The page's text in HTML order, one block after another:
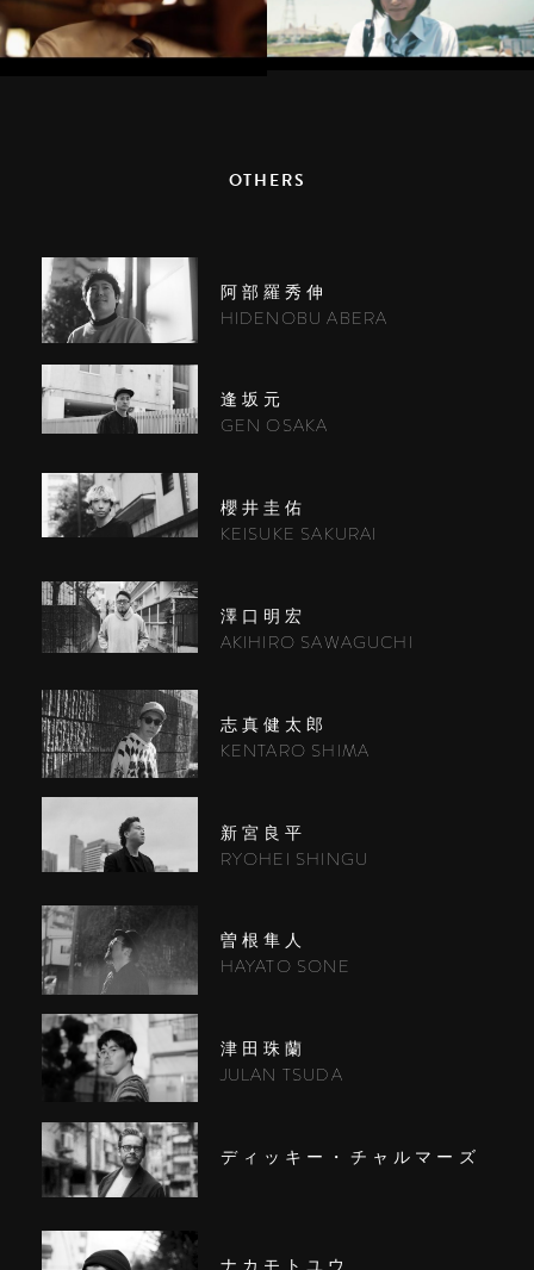
OTHERS
阿部羅秀伸
HIDENOBU ABERA
逢坂元
GEN OSAKA
櫻井圭佑
KEISUKE SAKURAI
澤口明宏
AKIHIRO SAWAGUCHI
志真健太郎
KENTARO SHIMA
新宮良平
RYOHEI SHINGU
曽根隼人
HAYATO SONE
津田珠蘭
JULAN TSUDA
ディッキー・チャルマーズ